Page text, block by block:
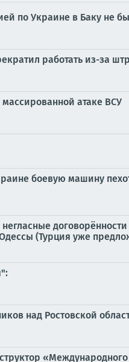
по Украине в Баку не
работать из-за
атаке ВСУ
боевую машину
(Турция уже
над Ростовской